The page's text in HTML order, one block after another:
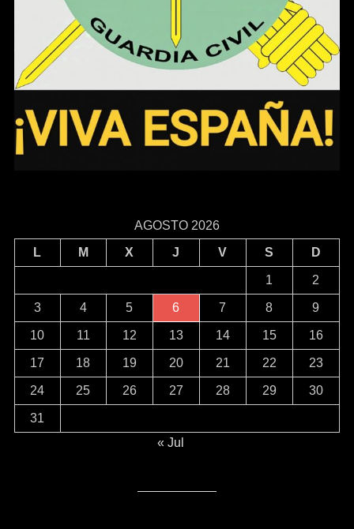
AGOSTO 2026
L
M X J V S D
1 2
3 4 5 6 7 8 9
10 11 12 13 14 15 16
17 18 19 20 21 22 23
24 25 26 27 28 29 30
31
« Jul